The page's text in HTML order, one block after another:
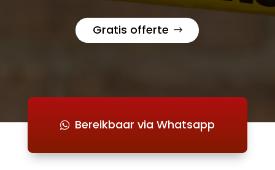
Gratis offerte
Bereikbaar via Whatsapp